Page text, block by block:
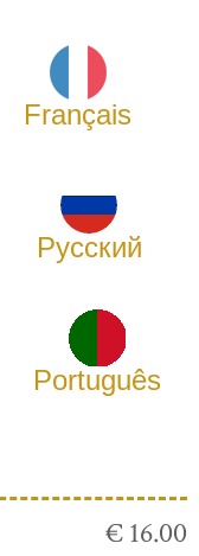
Français
Русский
Português
€ 16.00